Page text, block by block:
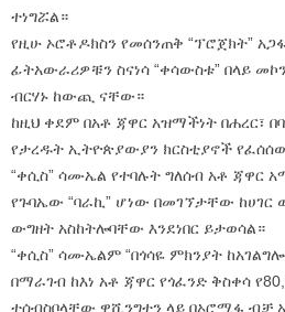
ተነግሯል።
የዚሁ ኦሮቶዶክስን የመሰንጠቅ “ፕሮጀክት”
ፊትአውራሪዎቹን ስናነሳ “ቀሳውስቱ” በላይ
ብርሃኑ ከውጪ ናቸው።
ከዚህ ቀደም በአቶ ጃዋር አዝማችነት በሐረር፣
የታረዱት ኢትዮጵያውያን ክርስቲያኖች
“ቀሲስ” ሳሙኤል የተባሉት ግለሰብ አቶ ጃዋር
የጉባኤው “ባራኪ” ሆነው በመገኘታቸው ከሀገር
ውግዘት አስከትሎባቸው እንደነበር ይታወሳል።
“ቀሲስ” ሳሙኤልም “በጎሳዬ ምክንያት
በማራገብ ከእነ አቶ ጃዋር የጎፈንድ ቅስቀሳ
ተሰብስቦላቸው ዋሺንግተን ላይ በኦሮሚፋ ብቻ